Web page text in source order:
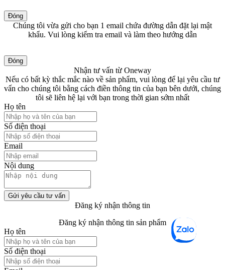
Đóng
Chúng tôi vừa gửi cho bạn 1 email chứa đường dẫn đặt lại mật
khẩu. Vui lòng kiểm tra email và làm theo hướng dẫn
Đóng
Nhận tư vấn từ Oneway
Nếu có bất kỳ thắc mắc nào về sản phẩm, vui lòng để lại yêu cầu tư
vấn cho chúng tôi bằng cách điền thông tin của bạn bên dưới, chúng
tôi sẽ liên hệ lại với bạn trong thời gian sớm nhất
Họ tên
Số điện thoại
Email
Nội dung
Gửi yêu cầu tư vấn
Đăng ký nhận thông tin
Đăng ký nhận thông tin sản phẩm
Họ tên
Số điện thoại